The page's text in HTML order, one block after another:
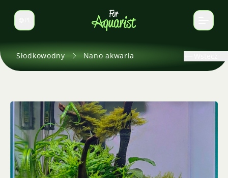
Zmień język
Słodkowodny Nano akwaria